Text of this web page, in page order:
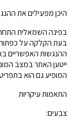
היכן מפעילים את
בפינה השמאלית
בעת הקלקה על כפתור
ההנגשות האפשריים
ייטען האתר במצב
המופיע גם הוא
התאמות עיקריות
צבעים: